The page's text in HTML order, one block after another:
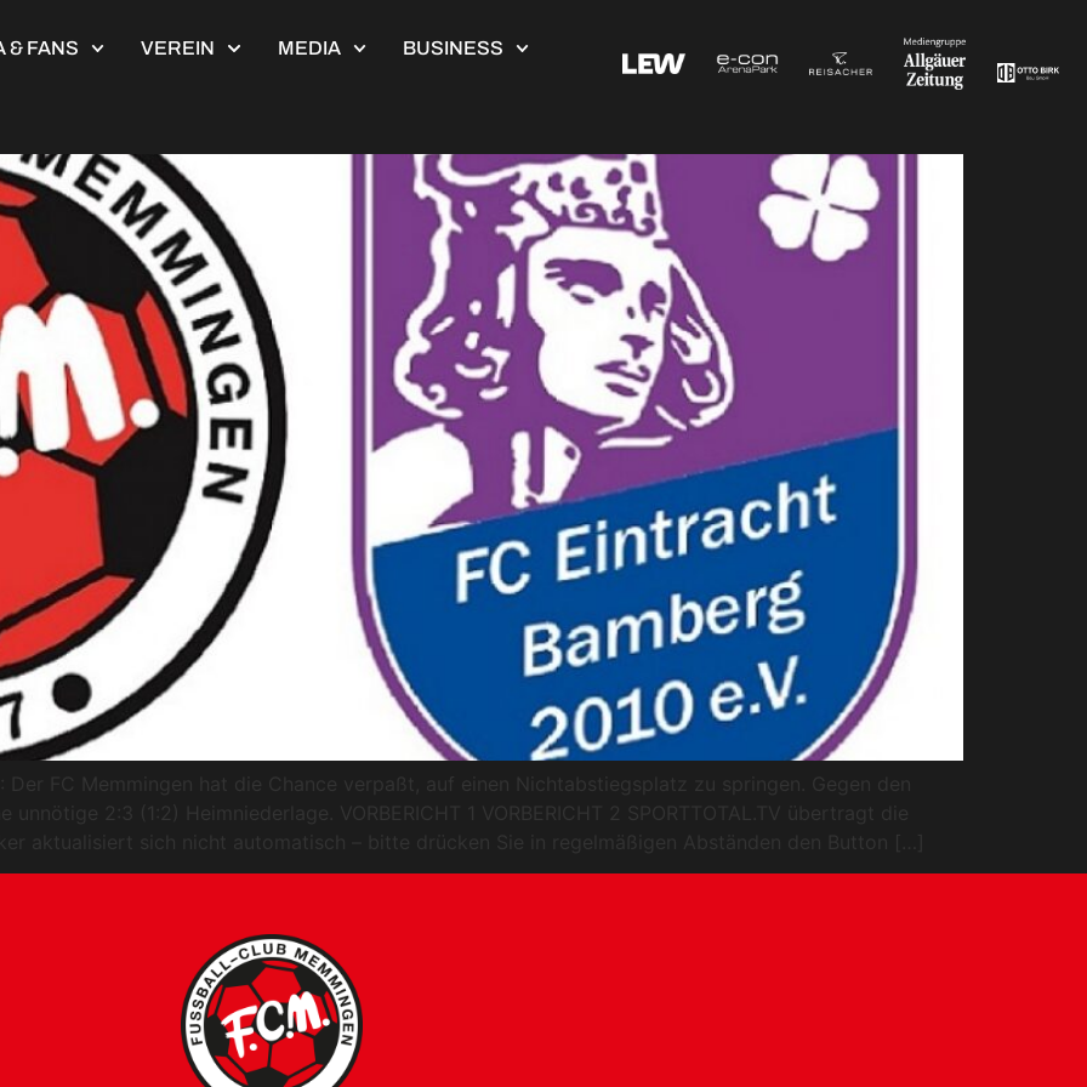
& FANS VEREIN MEDIA BUSINESS
– FC Eintracht Bamberg 2:3 (1:2)
Der FC Memmingen hat die Chance verpaßt, auf einen Nichtabstiegsplatz zu springen. Gegen den
2:3 (1:2) Heimniederlage. VORBERICHT 1 VORBERICHT 2 SPORTTOTAL.TV übertragt die
aktualisiert sich nicht automatisch – bitte drücken Sie in regelmäßigen Abständen den Button […]